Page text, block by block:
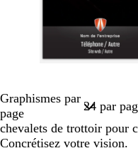
i
i
i
i
Graphismes par
page
chevalets de trottoir pour
Concrétisez votre vision.